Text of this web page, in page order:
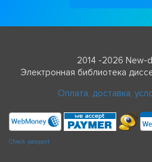
2014 -2026 New-
Электронная библиотека
Оплата, доставка,
Check passport